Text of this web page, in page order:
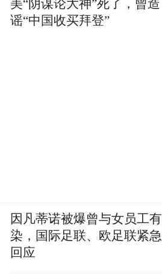
美“阴谋论大神”死了，曾造
谣“中国收买拜登”
因凡蒂诺被爆曾与女员工有
染，国际足联、欧足联紧急
回应